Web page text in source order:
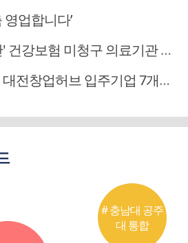
영업합니다’
미청구 의료기관 대전 65곳 충남 31곳
창업허브 입주기업 7개사 모집
# 충남대 공주
대 통합